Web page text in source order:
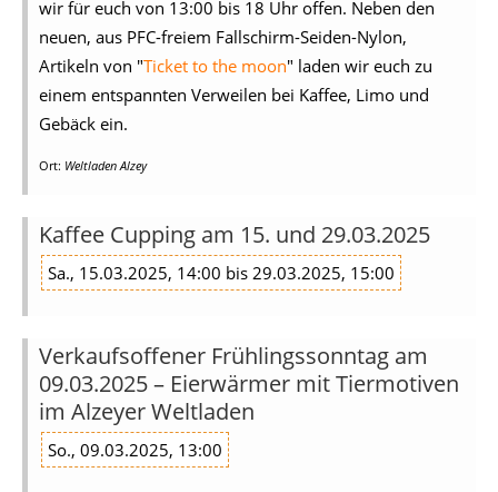
wir für euch von 13:00 bis 18 Uhr offen. Neben den
neuen, aus PFC-freiem Fallschirm-Seiden-Nylon,
Artikeln von "Ticket to the moon" laden wir euch zu
einem entspannten Verweilen bei Kaffee, Limo und
Gebäck ein.
Ort: Weltladen Alzey
Kaffee Cupping am 15. und 29.03.2025
Sa., 15.03.2025, 14:00 bis 29.03.2025, 15:00
Verkaufsoffener Frühlingssonntag am
09.03.2025 – Eierwärmer mit Tiermotiven
im Alzeyer Weltladen
So., 09.03.2025, 13:00